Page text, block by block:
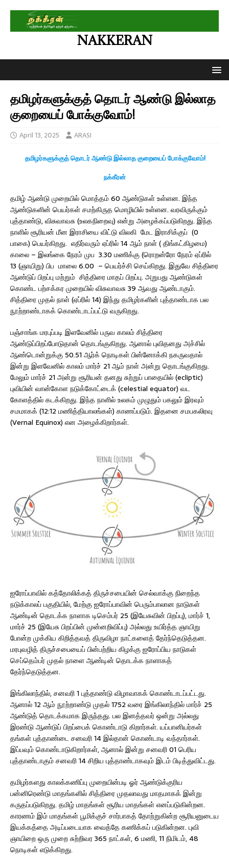
NAKKERAN
தமிழர்களுக்குத் தொடர் ஆண்டு இல்லாத
குறையைப் போக்குவோம்!
April 13, 2025 ARASI
தமிழர்களுக்குத் தொடர் ஆண்டு இல்லாத குறையைப் போக்குவோம்!
நக்கீரன்
தமிழ் ஆண்டு முறையில் மொத்தம் 60 ஆண்டுகள் உள்ளன. இந்த
ஆண்டுகளின் பெயர்கள் சமற்கிருத மொழியில் உள்ளன. வரவிருக்கும்
புத்தாண்டு, விசுவாவசு (உலகநிறைவு) என்று அழைக்கப்படுகிறது. இந்த
நாளில் சூரியன் மீன இராசியை விட்டு விலகி மேட இராசிக்குப் (0
பாகை) பெயர்கிறது. எதிர்வரும் ஏப்ரில் 14 ஆம் நாள் ( திங்கட்கிழமை)
காலை – இலங்கை நேரம் முப 3.30 மணிக்கு (ரொறன்ரோ நேரம் ஏப்ரில்
13 (ஞாயிறு) பிப மாலை 6.00 – பெயர்ச்சி செய்கிறது. இதுவே சித்திரை
ஆண்டுப் பிறப்பு மற்றும் சித்திரை மாதப் பிறப்பு. அறுபது ஆண்டுகள்
கொண்ட பற்சக்கர முறையில் விசுவாவசு 39 ஆவது ஆண்டாகும்.
சித்திரை முதல் நாள் (ஏப்ரில் 14) இந்து தமிழர்களின் புத்தாண்டாக பல
நூற்றாண்டாகக் கொண்டாடப்பட்டு வருகிறது.
பஞ்சாங்க மரபுப்படி இளவேனில் பருவ காலம் சித்திரை
ஆண்டுப்பிறப்போடுதான் தொடங்குகிறது. ஆனால் புவிதனது அச்சில்
ஆண்டொன்றுக்கு 50.51 ஆர்க் நொடிகள் பின்னோக்கி நகருவதால்
இன்று இளவேனில் காலம் மார்ச் 21 ஆம் நாள் அன்று தொடங்குகிறது.
மேலும் மார்ச் 21 அன்று சூரியன் தனது சுற்றுப் பாதையில் (ecliptic)
புவியின் வான்கோள நடுக்கோட்டைக் (celestial equator) வட
கோளத்தில் கடக்கிறது. இந்த நாளில் உலகம் முழுதும் பகலும் இரவும்
சமமாகக் (12:12 மணித்தியாலங்கள்) காணப்படும். இதனை சமபகலிரவு
(Vernal Equinox) என அழைக்கிறார்கள்.
ஐரோப்பாவில் கத்தோலிக்கத் திருச்சபையின் செல்வாக்கு நிறைந்த
நடுக்காலப் பகுதியில், மேற்கு ஐரோப்பாவின் பெரும்பாலான நாடுகள்
ஆண்டின் தொடக்க நாளாக டிசெம்பர் 25 (இயேசுவின் பிறப்பு), மார்ச் 1,
மார்ச் 25 (இயேசு பிறப்பின் முன்னறிவிப்பு) அல்லது உயிர்த்த ஞாயிறு
போன்ற முக்கிய கிறித்தவத் திருவிழா நாட்களைத் தேர்ந்தெடுத்தன.
மரபுவழித் திருச்சபையைப் பின்பற்றிய கிழக்கு ஐரோப்பிய நாடுகள்
செப்தெம்பர் முதல் நாளை ஆண்டின் தொடக்க நாளாகத்
தேர்ந்தெடுத்தன.
இங்கிலாந்தில், சனவரி 1 புத்தாண்டு விழாவாகக் கொண்டாடப்பட்டது.
ஆனால் 12 ஆம் நூற்றாண்டு முதல் 1752 வரை இங்கிலாந்தில் மார்ச் 25
ஆண்டுத் தொடக்கமாக இருந்தது. பல இனத்தவர் ஒன்று அல்லது
இரண்டு ஆண்டுப் பிறப்பைக் கொண்டாடு கிறார்கள். யப்பானியர்கள்
தங்கள் புத்தாண்டை சனவரி 14 இல்தான் கொண்டாடி வந்தார்கள்.
இப்பவும் கொண்டாடுகிறார்கள், ஆனால் இன்று சனவரி 01 பெரிய
புத்தாண்டாகும் சனவரி 14 சிறிய புத்தாண்டாகவும் இடம் பிடித்துவிட்டது.
தமிழர்களது காலக்கணிப்பு முறையின்படி ஓர் ஆண்டுக்குரிய
பன்னிரெண்டு மாதங்களில் சித்திரை முதலாவது மாதமாகக் இன்று
கருதப்படுகிறது. தமிழ் மாதங்கள் சூரிய மாதங்கள் எனப்படுகின்றன.
காரணம் இம் மாதங்கள் பூமிக்குச் சார்பாகத் தோற்றுகின்ற சூரியனுடைய
இயக்கத்தை அடிப்படையாக வைத்தே கணிக்கப் படுகின்றன. புவி
ஞாயிறை ஒரு முறை சுற்றிவர 365 நாட்கள், 6 மணி, 11 நிமிடம், 48
நொடிகள் எடுக்கிறது.